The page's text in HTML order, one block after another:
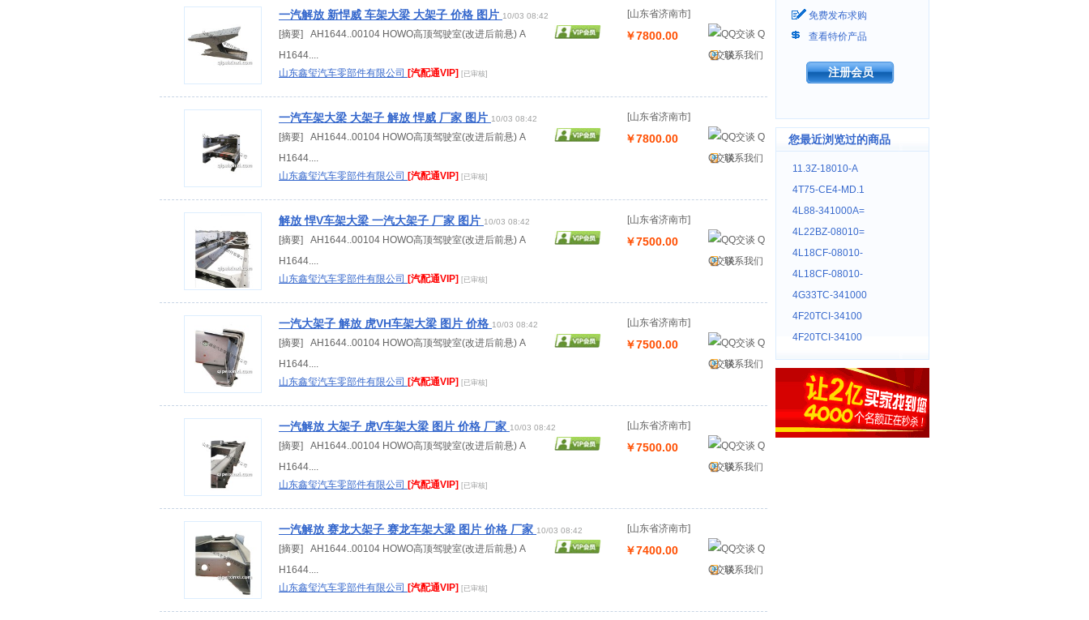
一汽解放 新悍威 车架大梁 大架子 价格 图片 10/03 08:42
[山东省济南市]
[摘要] AH1644..00104 HOWO高顶驾驶室(改进后前悬) A
H1644....
山东鑫玺汽车零部件有限公司 [汽配通VIP] [已审核]
￥7800.00
Q
Q交谈联系我们
一汽车架大梁 大架子 解放 悍威 厂家 图片 10/03 08:42
[山东省济南市]
[摘要] AH1644..00104 HOWO高顶驾驶室(改进后前悬) A
H1644....
山东鑫玺汽车零部件有限公司 [汽配通VIP] [已审核]
￥7800.00
Q
Q交谈联系我们
解放 悍V车架大梁 一汽大架子 厂家 图片 10/03 08:42
[山东省济南市]
[摘要] AH1644..00104 HOWO高顶驾驶室(改进后前悬) A
H1644....
山东鑫玺汽车零部件有限公司 [汽配通VIP] [已审核]
￥7500.00
Q
Q交谈联系我们
一汽大架子 解放 虎VH车架大梁 图片 价格 10/03 08:42
[山东省济南市]
[摘要] AH1644..00104 HOWO高顶驾驶室(改进后前悬) A
H1644....
山东鑫玺汽车零部件有限公司 [汽配通VIP] [已审核]
￥7500.00
Q
Q交谈联系我们
一汽解放 大架子 虎V车架大梁 图片 价格 厂家 10/03 08:42
[山东省济南市]
[摘要] AH1644..00104 HOWO高顶驾驶室(改进后前悬) A
H1644....
山东鑫玺汽车零部件有限公司 [汽配通VIP] [已审核]
￥7500.00
Q
Q交谈联系我们
一汽解放 赛龙大架子 赛龙车架大梁 图片 价格 厂家 10/03 08:42
[山东省济南市]
[摘要] AH1644..00104 HOWO高顶驾驶室(改进后前悬) A
H1644....
山东鑫玺汽车零部件有限公司 [汽配通VIP] [已审核]
￥7400.00
Q
Q交谈联系我们
免费发布求购
查看特价产品
注册会员
您最近浏览过的商品
11.3Z-18010-A
4T75-CE4-MD.1
4L88-341000A=
4L22BZ-08010=
4L18CF-08010-
4L18CF-08010-
4G33TC-341000
4F20TCI-34100
4F20TCI-34100